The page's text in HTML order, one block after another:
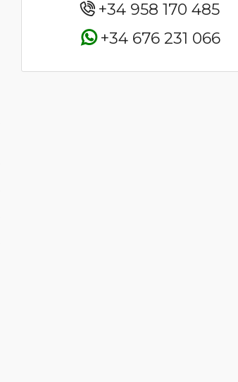
+34 958 170 485
+34 676 231 066